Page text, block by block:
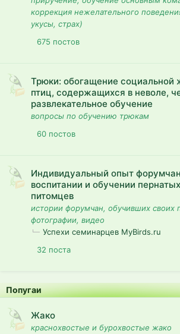
коррекция нежелательного
укусы, страх)
675 постов
Трюки: обогащение социальной
птиц, содержащихся в неволе,
развлекательное обучение
вопросы по обучению трюкам
60 постов
Индивидуальный опыт
воспитании и обучении пернатых
питомцев
истории форумчан, обучивших своих
фотографии, видео
Успехи семинарцев MyBirds.ru
32 поста
Попугаи
Жако
краснохвостые и бурохвостые жако